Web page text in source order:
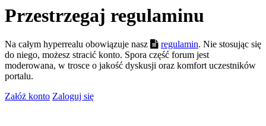
Przestrzegaj regulaminu
Na całym hyperrealu obowiązuje nasz regulamin. Nie stosując się
do niego, możesz stracić konto. Spora część forum jest
moderowana, w trosce o jakość dyskusji oraz komfort uczestników
portalu.
Załóż konto Zaloguj się